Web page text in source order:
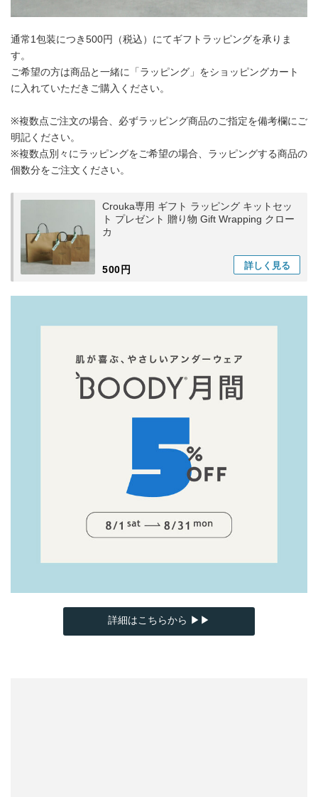
通常1包装につき500円（税込）にてギフトラッピングを承りま
す。
ご希望の方は商品と一緒に「ラッピング」をショッピングカート
に入れていただきご購入ください。
※複数点ご注文の場合、必ずラッピング商品のご指定を備考欄にご
明記ください。
※複数点別々にラッピングをご希望の場合、ラッピングする商品の
個数分をご注文ください。
Crouka専用 ギフト ラッピング キットセッ
ト プレゼント 贈り物 Gift Wrapping クロー
カ
500円 詳しく 見る
詳細はこちらから ▶▶